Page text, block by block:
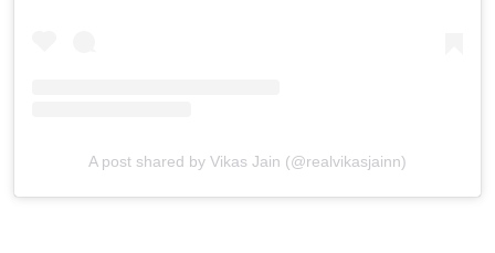
A post shared by Vikas Jain (@realvikasjainn)